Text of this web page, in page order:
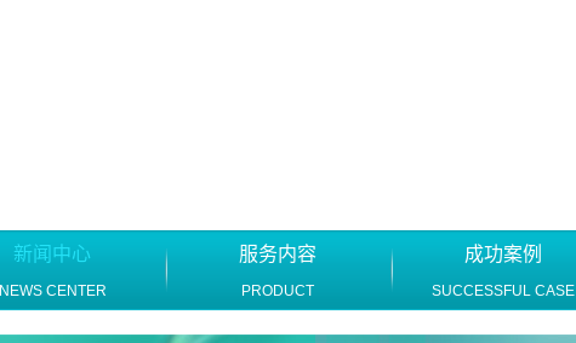
新闻中心
NEWS CENTER
服务内容
PRODUCT
成功案例
SUCCESSFUL CASE